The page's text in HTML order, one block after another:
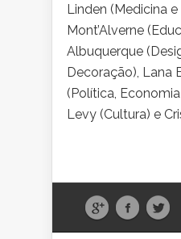
Linden (Medicina e
Mont’Alverne
Albuquerque
Decoração), Lana
(Política,
Levy (Cultura) e